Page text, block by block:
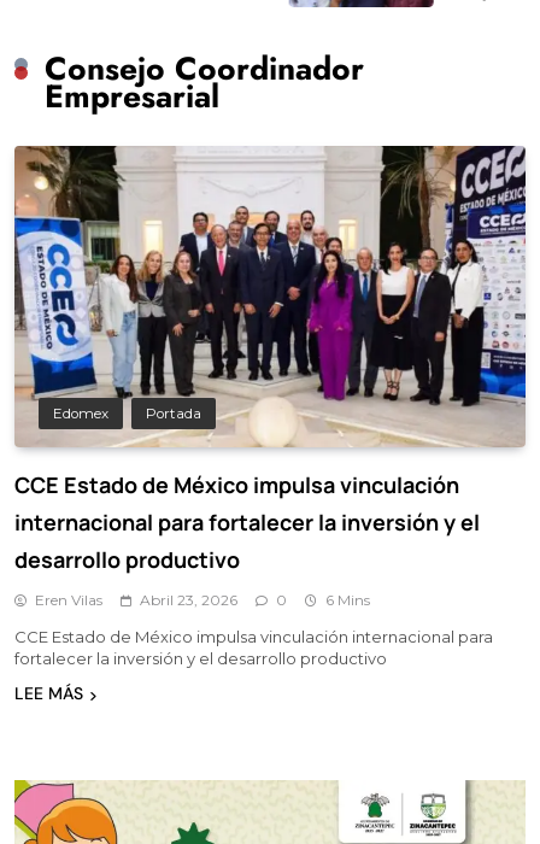
Consejo Coordinador
Empresarial
Edomex Portada
CCE Estado de México impulsa vinculación
internacional para fortalecer la inversión y el
desarrollo productivo
Eren Vilas Abril 23, 2026 0 6 Mins
CCE Estado de México impulsa vinculación internacional para
fortalecer la inversión y el desarrollo productivo
LEE MÁS